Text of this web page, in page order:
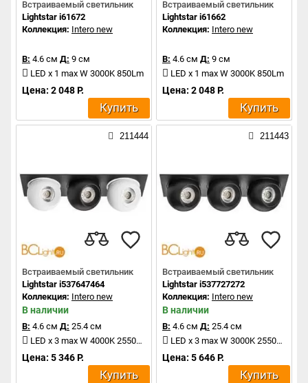
Встраиваемый светильник
Lightstar i61672
Коллекция: Intero new
В: 4.6 см Д: 9 см
LED x 1 max W 3000K 850Lm
Цена: 2 048 Р.
Купить
Встраиваемый светильник
Lightstar i61662
Коллекция: Intero new
В: 4.6 см Д: 9 см
LED x 1 max W 3000K 850Lm
Цена: 2 048 Р.
Купить
211444
Встраиваемый светильник
Lightstar i537647464
Коллекция: Intero new
В наличии
В: 4.6 см Д: 25.4 см
LED x 3 max W 4000K 2550Lm
Цена: 5 346 Р.
Купить
211443
Встраиваемый светильник
Lightstar i537727272
Коллекция: Intero new
В наличии
В: 4.6 см Д: 25.4 см
LED x 3 max W 3000K 2550Lm
Цена: 5 646 Р.
Купить